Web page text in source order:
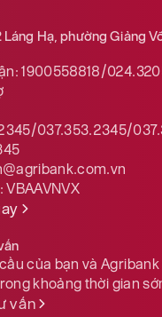
Láng Hạ, phường Giảng
1900558818/
037.353.2345/
VBAAVNVX
của bạn và Agribank
khoảng thời gian
vấn